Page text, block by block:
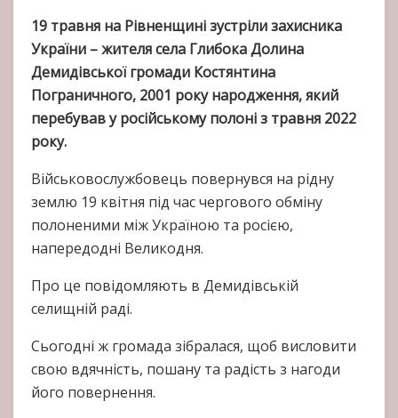
19 травня на Рівненщині зустріли захисника
України – жителя села Глибока Долина
Демидівської громади Костянтина
Пограничного, 2001 року народження, який
перебував у російському полоні з травня 2022
року.
Військовослужбовець повернувся на рідну
землю 19 квітня під час чергового обміну
полоненими між Україною та росією,
напередодні Великодня.
Про це повідомляють в Демидівській
селищній раді.
Сьогодні ж громада зібралася, щоб висловити
свою вдячність, пошану та радість з нагоди
його повернення.